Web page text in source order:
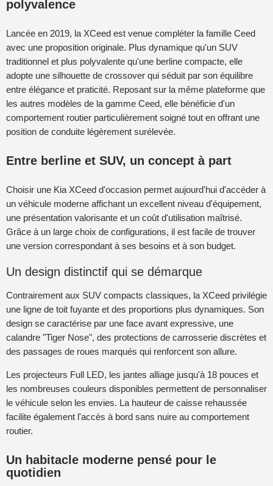
polyvalence
Lancée en 2019, la XCeed est venue compléter la famille Ceed
avec une proposition originale. Plus dynamique qu'un SUV
traditionnel et plus polyvalente qu'une berline compacte, elle
adopte une silhouette de crossover qui séduit par son équilibre
entre élégance et praticité. Reposant sur la même plateforme que
les autres modèles de la gamme Ceed, elle bénéficie d'un
comportement routier particulièrement soigné tout en offrant une
position de conduite légèrement surélevée.
Entre berline et SUV, un concept à part
Choisir une Kia XCeed d'occasion permet aujourd'hui d'accéder à
un véhicule moderne affichant un excellent niveau d'équipement,
une présentation valorisante et un coût d'utilisation maîtrisé.
Grâce à un large choix de configurations, il est facile de trouver
une version correspondant à ses besoins et à son budget.
Un design distinctif qui se démarque
Contrairement aux SUV compacts classiques, la XCeed privilégie
une ligne de toit fuyante et des proportions plus dynamiques. Son
design se caractérise par une face avant expressive, une
calandre "Tiger Nose", des protections de carrosserie discrètes et
des passages de roues marqués qui renforcent son allure.
Les projecteurs Full LED, les jantes alliage jusqu'à 18 pouces et
les nombreuses couleurs disponibles permettent de personnaliser
le véhicule selon les envies. La hauteur de caisse rehaussée
facilite également l'accès à bord sans nuire au comportement
routier.
Un habitacle moderne pensé pour le
quotidien